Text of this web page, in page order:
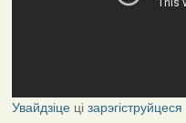
Увайдзіцеці зарэгіструйцеся